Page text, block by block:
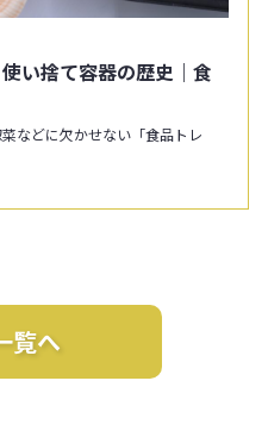
い捨て容器の歴史｜食
などに欠かせない「食品トレ
覧へ